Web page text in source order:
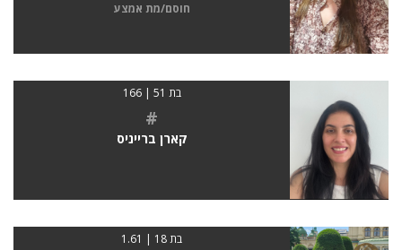
חוסם/מת אמצע
בת 51 | 166
#
קארן ברייניס
בת 18 | 1.61